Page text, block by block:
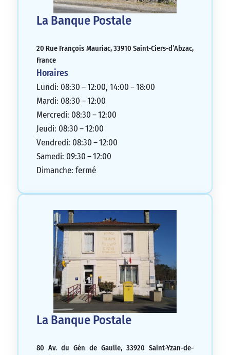
La Banque Postale
20 Rue François Mauriac, 33910 Saint-Ciers-d’Abzac,
France
Horaires
Lundi: 08:30 – 12:00, 14:00 – 18:00
Mardi: 08:30 – 12:00
Mercredi: 08:30 – 12:00
Jeudi: 08:30 – 12:00
Vendredi: 08:30 – 12:00
Samedi: 09:30 – 12:00
Dimanche: fermé
La Banque Postale
80 Av. du Gén de Gaulle, 33920 Saint-Yzan-de-